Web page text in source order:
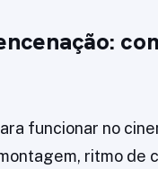
funcionar no
ritmo de